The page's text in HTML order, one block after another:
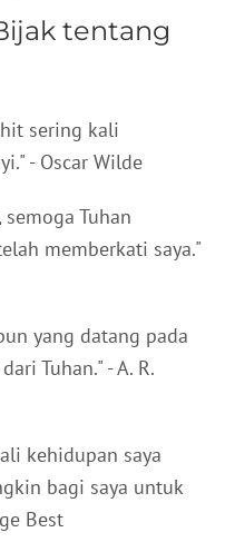
tentang
sering kali
- Oscar Wilde
Tuhan
memberkati saya."
yang datang pada
Tuhan." - A. R.
kehidupan saya
bagi saya untuk
Best